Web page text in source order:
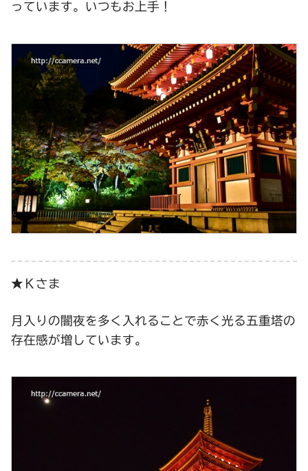
っています。いつもお上手！
★Ｋさま
月入りの闇夜を多く入れることで赤く光る五重塔の
存在感が増しています。